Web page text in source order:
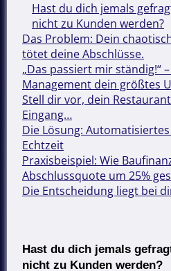
Hast du dich jemals
nicht zu Kunden werden?
Das Problem: Dein
tötet deine Abschlüsse.
„Das passiert mir ständig!“
Management dein größtes
Stell dir vor, dein
Eingang…
Die Lösung:
Echtzeit
Praxisbeispiel: Wie
Abschlussquote um 25%
Die Entscheidung liegt bei
Hast du dich jemals
nicht zu Kunden werden?